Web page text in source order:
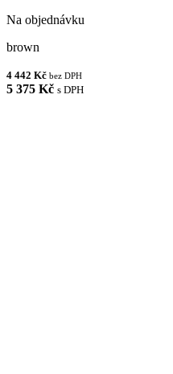
Na objednávku
brown
4 442 Kč bez DPH
5 375 Kč s DPH